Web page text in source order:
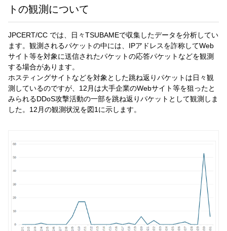
トの観測について
JPCERT/CC では、日々TSUBAMEで収集したデータを分析してい
ます。観測されるパケットの中には、IPアドレスを詐称してWeb
サイト等を対象に送信されたパケットの応答パケットなどを観測
する場合があります。
ホスティングサイトなどを対象とした跳ね返りパケットは日々観
測しているのですが、12月は大手企業のWebサイト等を狙ったと
みられるDDoS攻撃活動の一部を跳ね返りパケットとして観測しま
した。12月の観測状況を図1に示します。